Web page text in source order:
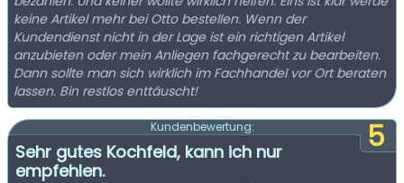
keine Artikel mehr bei Otto bestellen. Wenn der
Kundendienst nicht in der Lage ist ein richtigen Artikel
anzubieten oder mein Anliegen fachgerecht zu bearbeiten.
Dann sollte man sich wirklich im Fachhandel vor Ort beraten
lassen. Bin restlos enttäuscht!
5
Kundenbewertung:
Sehr gutes Kochfeld, kann ich nur
empfehlen.